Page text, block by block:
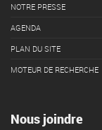
NOTRE PRESSE
AGENDA
PLAN DU SITE
MOTEUR DE RECHERCHE
Nous joindre